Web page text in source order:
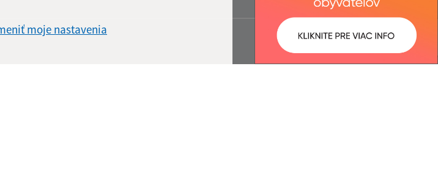
moje nastavenia
Správca obsahu: